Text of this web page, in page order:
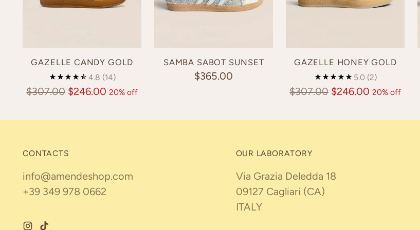
GAZELLE CANDY GOLD
4.8 (14)
Regular
$307.00 $246.00 20% off
SAMBA SABOT SUNSET
$365.00
GAZELLE HONEY GOLD
5.0 (2)
Regular
$307.00 $246.00 20% off
CONTACTS
info@amendeshop.com
+39 349 978 0662
OUR LABORATORY
Via Grazia Deledda 18
09127 Cagliari (CA)
ITALY